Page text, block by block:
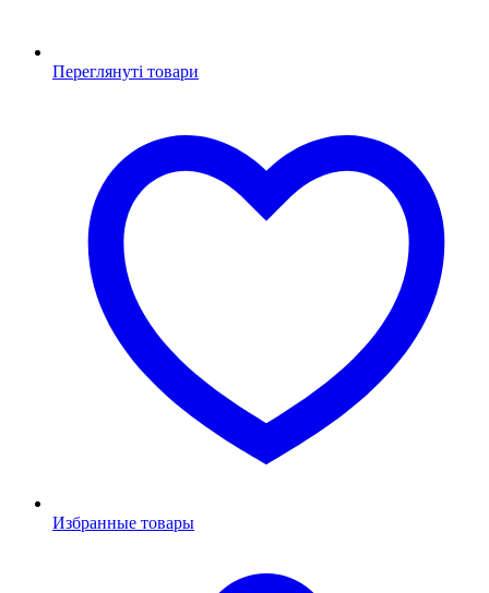
Переглянуті товари
Избранные товары